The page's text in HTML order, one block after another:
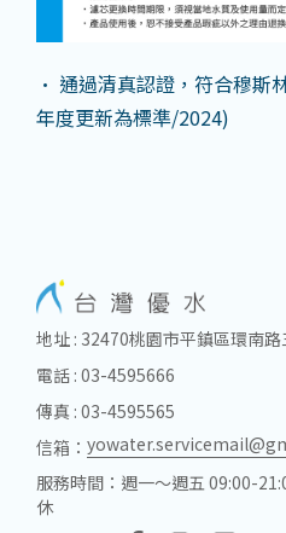
• 通過清真認證，符合穆斯
年度更新為標準/2024)
地址 : 32470桃園市平鎮區環南
電話 : 03-4595666
傳真 : 03-4595565
信箱：
服務時間：週一～週五 09:00-
休